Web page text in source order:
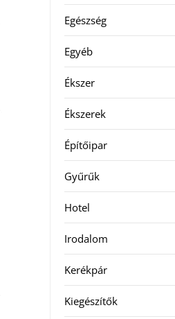
Egészség
Egyéb
Ékszer
Ékszerek
Építőipar
Gyűrűk
Hotel
Irodalom
Kerékpár
Kiegészítők